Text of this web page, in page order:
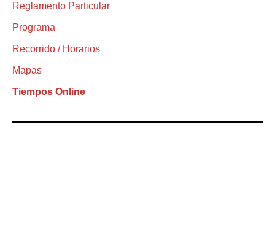
Reglamento Particular
Programa
Recorrido / Horarios
Mapas
Tiempos Online